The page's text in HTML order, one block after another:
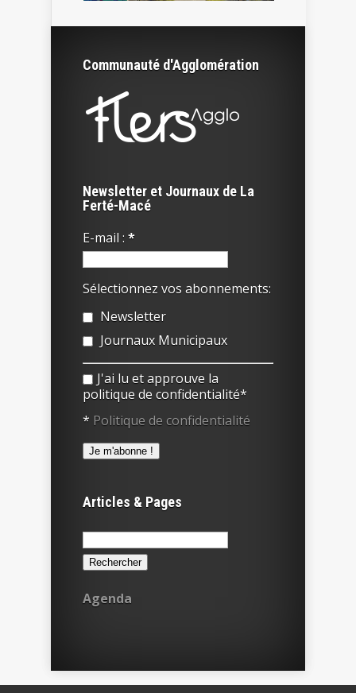
Communauté d'Agglomération
Newsletter et Journaux de La
Ferté-Macé
E-mail : *
Sélectionnez vos abonnements:
Newsletter
Journaux Municipaux
J'ai lu et approuve la
politique de confidentialité*
* Politique de confidentialité
Articles & Pages
Rechercher :
Agenda